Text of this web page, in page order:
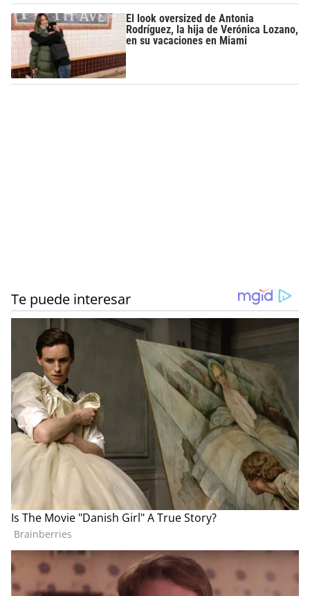
El look oversized de Antonia
Rodríguez, la hija de Verónica Lozano,
en su vacaciones en Miami